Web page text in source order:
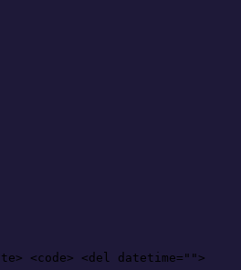
<code> <del datetime="">